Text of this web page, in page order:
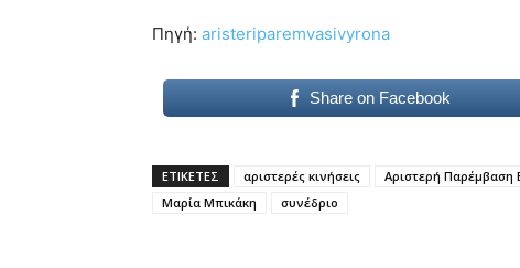
Πηγή: aristeriparemvasivyrona
Share on Facebook
ΕΤΙΚΕΤΕΣ αριστερές κινήσεις Αριστερή Παρέμβαση
Μαρία Μπικάκη
συνέδριο